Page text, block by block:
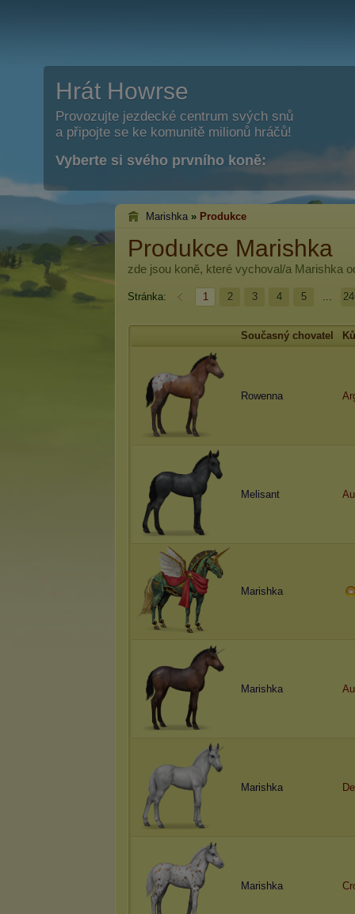
Hrát Howrse
Provozujte jezdecké centrum svých snů
a připojte se ke komunitě milionů hráčů!
Vyberte si svého prvního koně:
Marishka » Produkce
Produkce Marishka
zde jsou koně, které vychoval/a Marishka
Stránka: 1 2 3 4 5 ...
Současný chovatel
Rowenna Ar
Melisant
Marishka
Marishka
Marishka
Marishka